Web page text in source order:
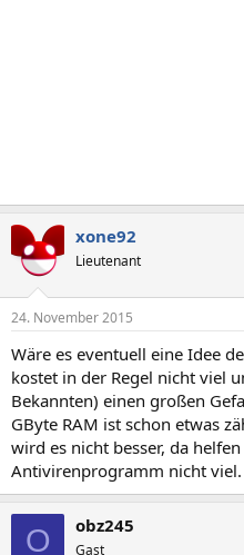
xone92
Lieutenant
24. November 2015
Wäre es eventuell eine Idee
kostet in der Regel nicht viel
Bekannten) einen großen
GByte RAM ist schon etwas
wird es nicht besser, da
Antivirenprogramm nicht viel.
O obz245
Gast